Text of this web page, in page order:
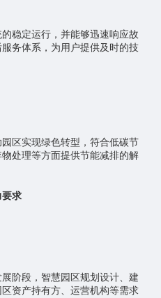
稳定运行，并能够迅速响应故
务体系，为用户提供及时的技
区实现绿色转型，符合低碳节
处理等方面提供节能减排的解
要求
阶段，智慧园区规划设计、建
资产持有方、运营机构等需求